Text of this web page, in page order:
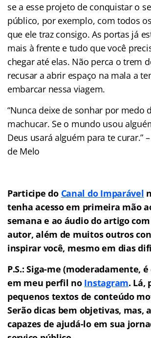
se a esse projeto de conquistar o
público, por exemplo, com todos
que ele traz consigo. As portas já
mais à frente e tudo que você
chegar até elas. Não perca o trem
recusar a abrir espaço na mala a
embarcar nessa viagem.
“Nunca deixe de sonhar por medo
machucar. Se o mundo usou
Deus usará alguém para te curar.”
de Melo
Participe do Canal do Imparável
tenha acesso em primeira mão
semana e ao áudio do artigo com
autor, além de muitos outros
inspirar você, mesmo em dias
P.S.: Siga-me (moderadamente,
em meu perfil no Instagram. Lá,
pequenos textos de conteúdo
Serão dicas bem objetivas, mas,
capazes de ajudá-lo em sua